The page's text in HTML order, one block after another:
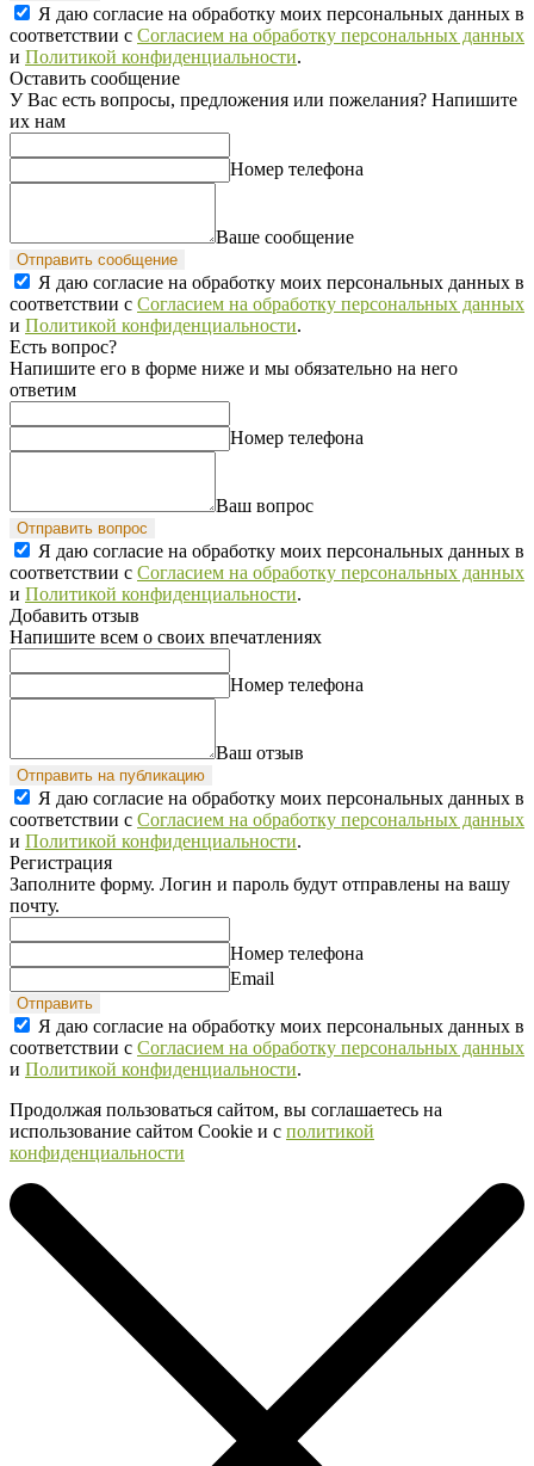
Я даю согласие на обработку моих персональных данных в
соответствии с Согласием на обработку персональных данных
и Политикой конфиденциальности.
Оставить сообщение
У Вас есть вопросы, предложения или пожелания? Напишите
их нам
Номер телефона
Ваше сообщение
Отправить сообщение
Я даю согласие на обработку моих персональных данных в
соответствии с Согласием на обработку персональных данных
и Политикой конфиденциальности.
Есть вопрос?
Напишите его в форме ниже и мы обязательно на него
ответим
Номер телефона
Ваш вопрос
Отправить вопрос
Я даю согласие на обработку моих персональных данных в
соответствии с Согласием на обработку персональных данных
и Политикой конфиденциальности.
Добавить отзыв
Напишите всем о своих впечатлениях
Номер телефона
Ваш отзыв
Отправить на публикацию
Я даю согласие на обработку моих персональных данных в
соответствии с Согласием на обработку персональных данных
и Политикой конфиденциальности.
Регистрация
Заполните форму. Логин и пароль будут отправлены на вашу
почту.
Номер телефона
Email
Отправить
Я даю согласие на обработку моих персональных данных в
соответствии с Согласием на обработку персональных данных
и Политикой конфиденциальности.
Продолжая пользоваться сайтом, вы соглашаетесь на
использование сайтом Cookie и с политикой
конфиденциальности